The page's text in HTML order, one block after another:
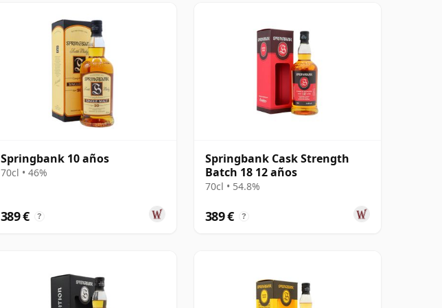
Springbank 10 años
70cl • 46%
389 € ?
Springbank Cask Strength
Batch 18 12 años
70cl • 54.8%
389 € ?